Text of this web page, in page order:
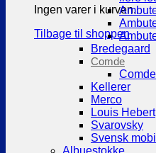
Ingen varer i kurven.
Tilbage til shoppen
Bredegaard
Comde
Kellerer
Merco
Louis Hebert
Svarovsky
Svensk
Albuestokke